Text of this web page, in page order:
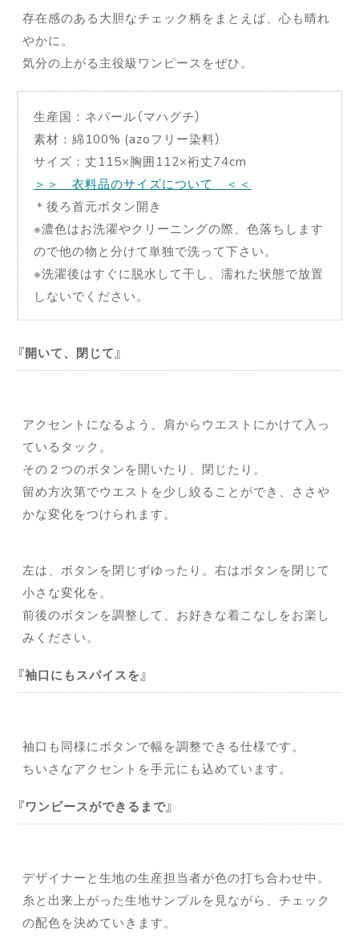
存在感のある大胆なチェック柄をまとえば、心も晴れ
やかに。
気分の上がる主役級ワンピースをぜひ。
生産国：ネパール（マハグチ）
素材：綿100% (azoフリー染料）
サイズ：丈115×胸囲112×裄丈74cm
＞＞ 衣料品のサイズについて ＜＜
＊後ろ首元ボタン開き
※濃色はお洗濯やクリーニングの際、色落ちします
ので他の物と分けて単独で洗って下さい。
※洗濯後はすぐに脱水して干し、濡れた状態で放置
しないでください。
開いて、閉じて
アクセントになるよう、肩からウエストにかけて入っ
ているタック。
その２つのボタンを開いたり、閉じたり。
留め方次第でウエストを少し絞ることができ、ささや
かな変化をつけられます。
左は、ボタンを閉じずゆったり。右はボタンを閉じて
小さな変化を。
前後のボタンを調整して、お好きな着こなしをお楽し
みください。
袖口にもスパイスを
袖口も同様にボタンで幅を調整できる仕様です。
ちいさなアクセントを手元にも込めています。
ワンピースができるまで
デザイナーと生地の生産担当者が色の打ち合わせ中。
糸と出来上がった生地サンプルを見ながら、チェック
の配色を決めていきます。